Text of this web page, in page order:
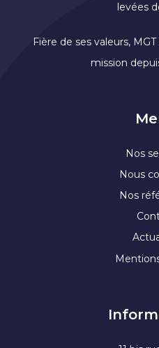
levées
Fière de ses valeurs,
mission
Nos
Nous
Nos